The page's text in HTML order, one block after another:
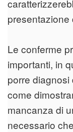
presentazione
Le conferme
importanti, in
porre
come
mancanza di
necessario